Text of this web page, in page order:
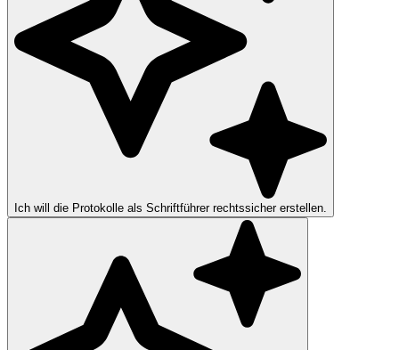
Ich will die Protokolle als Schriftführer rechtssicher erstellen.